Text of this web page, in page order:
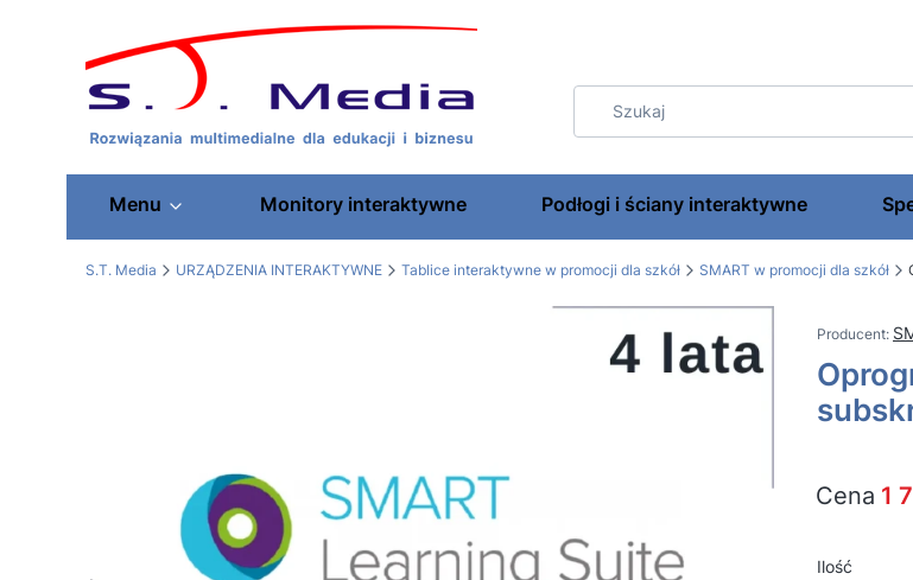
Menu Monitory interaktywne Podłogi i ściany interaktywne
S.T. Media URZĄDZENIA INTERAKTYWNE Tablice interaktywne w promocji dla szkół SMART w promocji dla szkół
Cena 1
Ilość